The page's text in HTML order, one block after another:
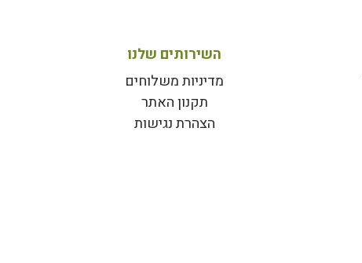
השירותים שלנו
מדיניות משלוחים
תקנון האתר
הצהרת נגישות